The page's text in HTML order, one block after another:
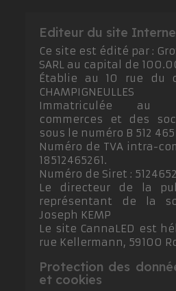
Editeur du site
Ce site est édité par :
SARL au capital de
Établie au 10 rue du
CHAMPIGNEULLES
Immatriculée au
commerces et des
sous le numéro B 512 465
Numéro de TVA intra-
18512465261.
Numéro de Siret :
Le directeur de la
représentant de la
Joseph KEMP
Le site CannaLED est
rue Kellermann, 59100
Protection des
et cookies